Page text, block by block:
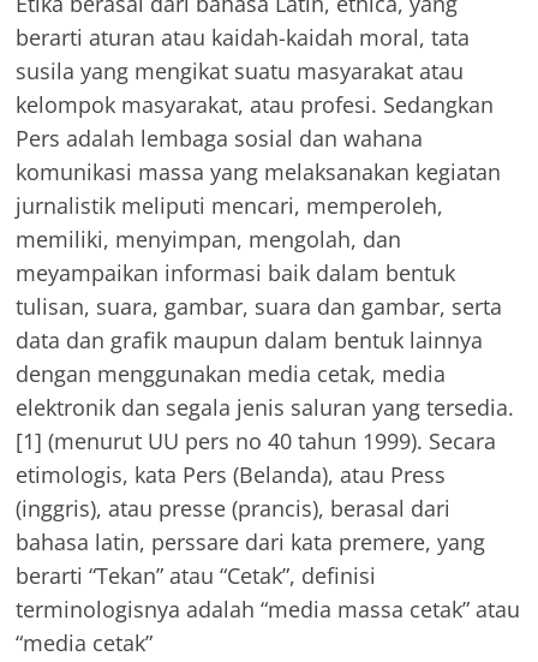
berarti aturan atau kaidah-kaidah moral, tata
susila yang mengikat suatu masyarakat atau
kelompok masyarakat, atau profesi. Sedangkan
Pers adalah lembaga sosial dan wahana
komunikasi massa yang melaksanakan kegiatan
jurnalistik meliputi mencari, memperoleh,
memiliki, menyimpan, mengolah, dan
meyampaikan informasi baik dalam bentuk
tulisan, suara, gambar, suara dan gambar, serta
data dan grafik maupun dalam bentuk lainnya
dengan menggunakan media cetak, media
elektronik dan segala jenis saluran yang tersedia.
[1] (menurut UU pers no 40 tahun 1999). Secara
etimologis, kata Pers (Belanda), atau Press
(inggris), atau presse (prancis), berasal dari
bahasa latin, perssare dari kata premere, yang
berarti “Tekan” atau “Cetak”, definisi
terminologisnya adalah “media massa cetak” atau
“media cetak”